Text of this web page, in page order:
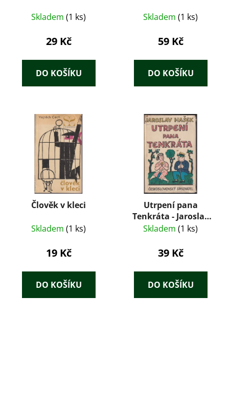
Skladem (1 ks)
29 Kč
DO KOŠÍKU
Skladem (1 ks)
59 Kč
DO KOŠÍKU
Člověk v kleci
Skladem (1 ks)
19 Kč
DO KOŠÍKU
Utrpení pana
Tenkráta - Jaroslav
Hašek
Skladem (1 ks)
39 Kč
DO KOŠÍKU